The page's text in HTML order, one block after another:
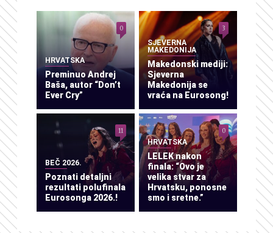
HRVATSKA
Preminuo Andrej
Baša, autor “Don’t
Ever Cry”
0
SJEVERNA
MAKEDONIJA
Makedonski mediji:
Sjeverna
Makedonija se
vraća na Eurosong!
3
BEČ 2026.
Poznati detaljni
rezultati polufinala
Eurosonga 2026.!
11
HRVATSKA
LELEK nakon
finala: “Ovo je
velika stvar za
Hrvatsku, ponosne
smo i sretne.”
0